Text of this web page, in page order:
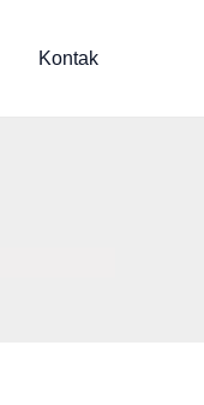
Kontak